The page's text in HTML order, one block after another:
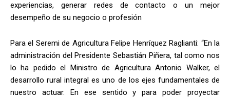
experiencias, generar redes de contacto o un mejor
desempeño de su negocio o profesión
Para el Seremi de Agricultura Felipe Henríquez Raglianti: “En la
administración del Presidente Sebastián Piñera, tal como nos
lo ha pedido el Ministro de Agricultura Antonio Walker, el
desarrollo rural integral es uno de los ejes fundamentales de
nuestro actuar. En ese sentido y para poder proyectar